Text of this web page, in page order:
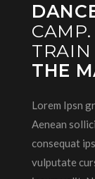
CAMP.
TRAIN
THE
Lorem Ipsn
Aenean
consequat
vulputate